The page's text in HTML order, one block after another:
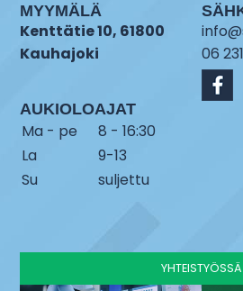
MYYMÄLÄ
Kenttätie 10, 61800
Kauhajoki
AUKIOLOAJAT
Ma - pe
8 - 16:30
La
9-13
Su
suljettu
06
YHTEISTYÖSSÄ